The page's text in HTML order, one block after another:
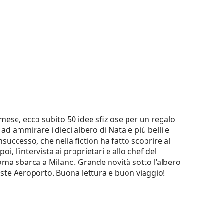
ecco subito 50 idee sfiziose per un regalo
ammirare i dieci albero di Natale più belli e
che nella fiction ha fatto scoprire al
l’intervista ai proprietari e allo chef del
sbarca a Milano. Grande novità sotto l’albero
Aeroporto. Buona lettura e buon viaggio!